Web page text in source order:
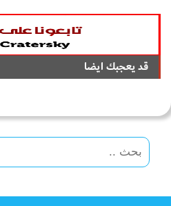
قد يعجبك ايضا